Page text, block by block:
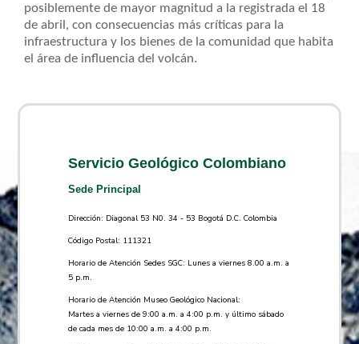
posiblemente de mayor magnitud a la registrada el 18
de abril, con consecuencias más críticas para la
infraestructura y los bienes de la comunidad que habita
el área de influencia del volcán.
Servicio Geológico Colombiano
Sede Principal
Dirección: Diagonal 53 N0. 34 - 53 Bogotá D.C. Colombia
Código Postal: 111321
Horario de Atención Sedes SGC: Lunes a viernes 8.00 a.m. a
5 p.m.
Horario de Atención Museo Geológico Nacional:
Martes a viernes de 9:00 a.m. a 4:00 p.m. y último sábado
de cada mes de 10:00 a.m. a 4:00 p.m.